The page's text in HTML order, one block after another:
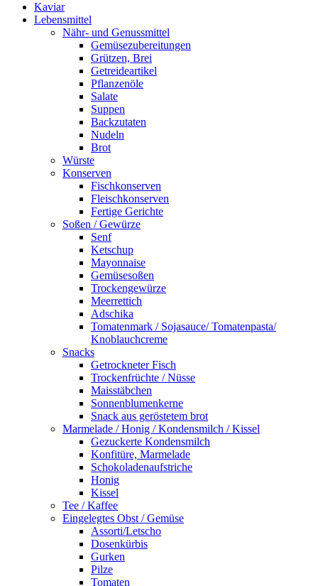
Kaviar
Lebensmittel
Nähr- und Genussmittel
Gemüsezubereitungen
Grützen, Brei
Getreideartikel
Pflanzenöle
Salate
Suppen
Backzutaten
Nudeln
Brot
Würste
Konserven
Fischkonserven
Fleischkonserven
Fertige Gerichte
Soßen / Gewürze
Senf
Ketschup
Mayonnaise
Gemüsesoßen
Trockengewürze
Meerrettich
Adschika
Tomatenmark / Sojasauce/ Tomatenpasta/
Knoblauchcreme
Snacks
Getrockneter Fisch
Trockenfrüchte / Nüsse
Maisstäbchen
Sonnenblumenkerne
Snack aus geröstetem brot
Marmelade / Honig / Kondensmilch / Kissel
Gezuckerte Kondensmilch
Konfitüre, Marmelade
Schokoladenaufstriche
Honig
Kissel
Tee / Kaffee
Eingelegtes Obst / Gemüse
Assorti/Letscho
Dosenkürbis
Gurken
Pilze
Tomaten